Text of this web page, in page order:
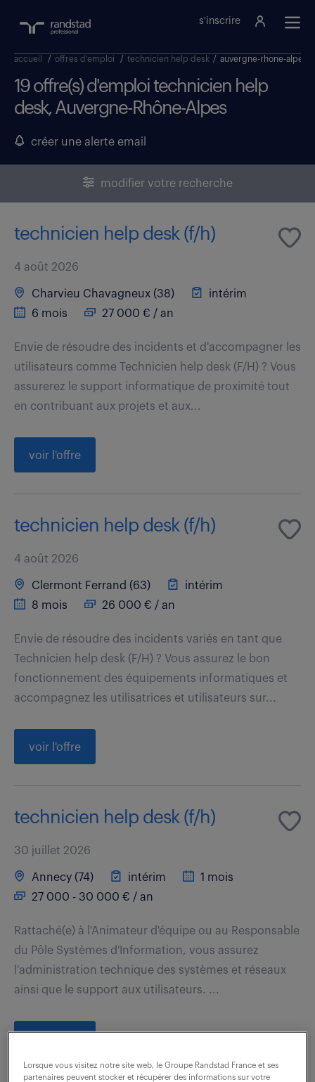
s'inscrire
accueil / offres d'emploi / technicien help desk / auvergne-rhone-alpes
19 offre(s) d'emploi technicien help
desk, Auvergne-Rhône-Alpes
créer une alerte email
modifier votre recherche
technicien help desk (f/h)
4 août 2026
Charvieu Chavagneux (38)
intérim
6 mois
27 000 € / an
Envie de résoudre des incidents et d'accompagner les
utilisateurs comme Technicien help desk (F/H) ? Vous
assurerez le support informatique de proximité tout
en contribuant aux projets et aux...
voir l'offre
technicien help desk (f/h)
4 août 2026
Clermont Ferrand (63)
intérim
8 mois
26 000 € / an
Envie de résoudre des incidents variés en tant que
Technicien help desk (F/H) ? Vous assurez le bon
fonctionnement des équipements informatiques et
accompagnez les utilisatrices et utilisateurs sur...
voir l'offre
technicien help desk (f/h)
30 juillet 2026
Annecy (74) intérim
1 mois
27 000 - 30 000 € / an
Rattaché(e) à l'Animateur d'équipe ou au Responsable
du Pôle Systèmes d'Information, vous assurez
l'administration technique des systèmes et réseaux
ainsi que le support aux utilisateurs. ...
Lorsque vous visitez notre site web, le Groupe Randstad France et ses
partenaires peuvent stocker et récupérer des informations sur votre